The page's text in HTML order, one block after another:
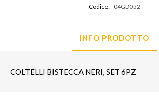
Codice: 04GD052
INFO PRODOTTO
COLTELLI BISTECCA NERI, SET 6PZ